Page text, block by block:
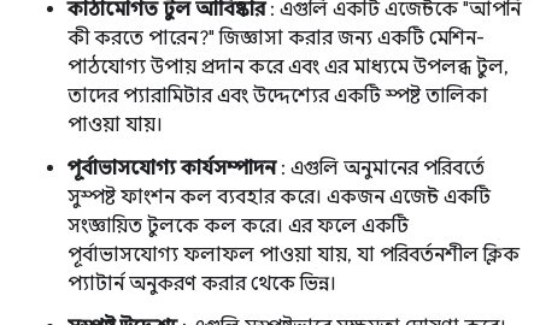
কাঠামোগত টুল আবিষ্কার: এগুলি একটি এজেন্টকে "আপনি
কী করতে পারেন?" জিজ্ঞাসা করার জন্য একটি মেশিন-
পাঠযোগ্য উপায় প্রদান করে এবং এর মাধ্যমে উপলব্ধ টুল,
তাদের প্যারামিটার এবং উদ্দেশ্যের একটি স্পষ্ট তালিকা
পাওয়া যায়।
পূর্বাভাসযোগ্য কার্যসম্পাদন: এগুলি অনুমানের পরিবর্তে
সুস্পষ্ট ফাংশন কল ব্যবহার করে। একজন এজেন্ট একটি
সংজ্ঞায়িত টুলকে কল করে। এর ফলে একটি
পূর্বাভাসযোগ্য ফলাফল পাওয়া যায়, যা পরিবর্তনশীল ক্লিক
প্যাটার্ন অনুকরণ করার থেকে ভিন্ন।